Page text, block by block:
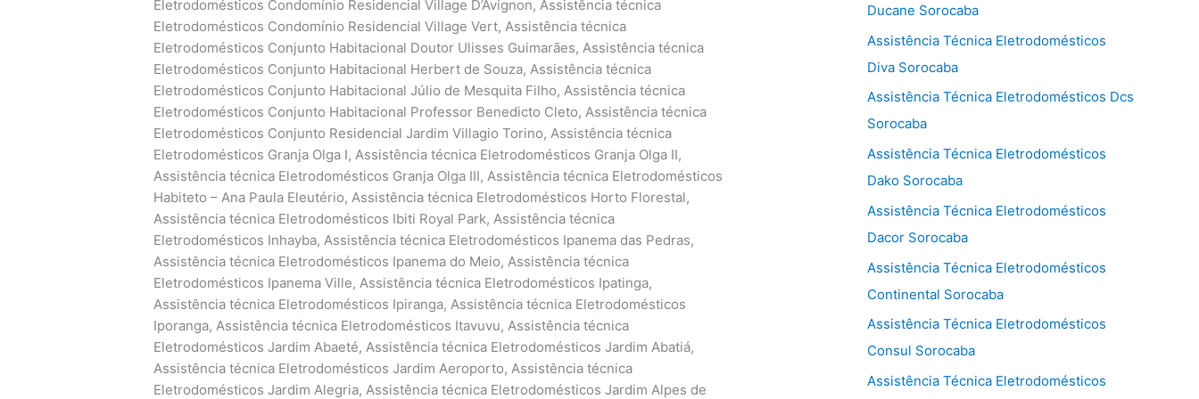
Ducane Sorocaba
Assistência Técnica Eletrodomésticos
Diva Sorocaba
Assistência Técnica Eletrodomésticos Dcs
Sorocaba
Assistência Técnica Eletrodomésticos
Dako Sorocaba
Assistência Técnica Eletrodomésticos
Dacor Sorocaba
Assistência Técnica Eletrodomésticos
Continental Sorocaba
Assistência Técnica Eletrodomésticos
Consul Sorocaba
Assistência Técnica Eletrodomésticos